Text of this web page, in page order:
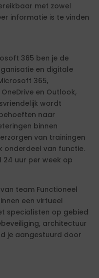
met zowel
informatie is te vinden
365 ben je de
en digitale
365,
en Outlook,
wordt
naar
binnen
van trainingen
onderdeel van functie.
24 uur per week op
team Functioneel
een virtueel
specialisten op gebied
architectuur
je aangestuurd door